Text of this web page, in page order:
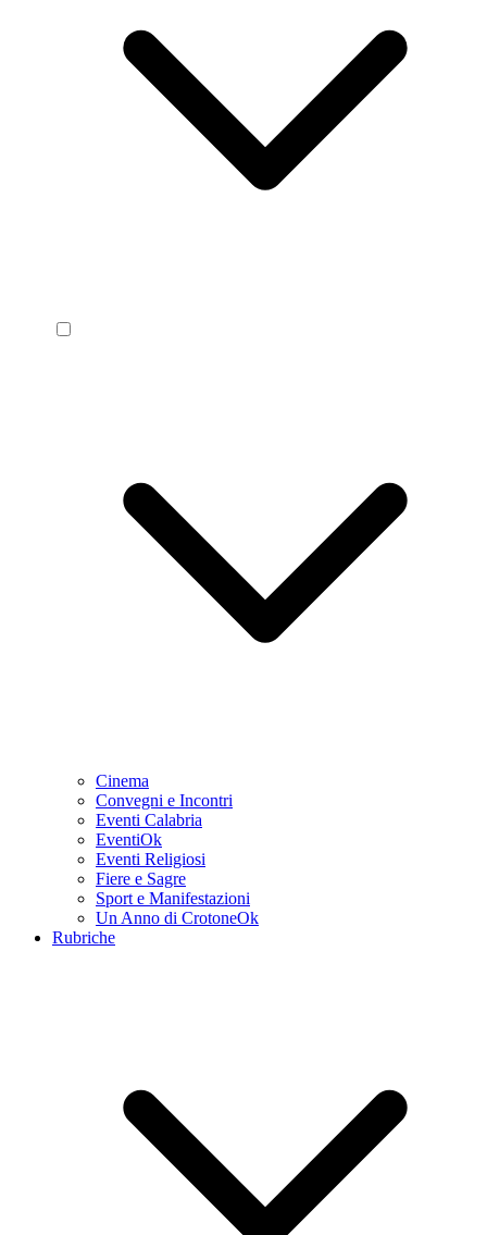
Cinema
Convegni e Incontri
Eventi Calabria
EventiOk
Eventi Religiosi
Fiere e Sagre
Sport e Manifestazioni
Un Anno di CrotoneOk
Rubriche